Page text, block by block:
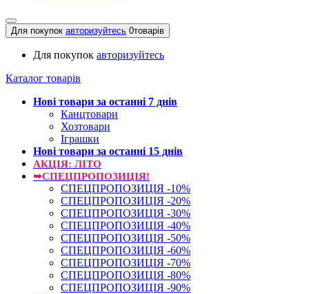
Для покупок авторизуйтесь 0товарів
Для покупок авторизуйтесь
Каталог товарів
Нові товари за останнi 7 днiв
Канцтовари
Хозтовари
Іграшки
Нові товари за останнi 15 днiв
АКЦІЯ: ЛІТО
➥СПЕЦПРОПОЗИЦІЯ!
СПЕЦПРОПОЗИЦІЯ -10%
СПЕЦПРОПОЗИЦІЯ -20%
СПЕЦПРОПОЗИЦІЯ -30%
СПЕЦПРОПОЗИЦІЯ -40%
СПЕЦПРОПОЗИЦІЯ -50%
СПЕЦПРОПОЗИЦІЯ -60%
СПЕЦПРОПОЗИЦІЯ -70%
СПЕЦПРОПОЗИЦІЯ -80%
СПЕЦПРОПОЗИЦІЯ -90%